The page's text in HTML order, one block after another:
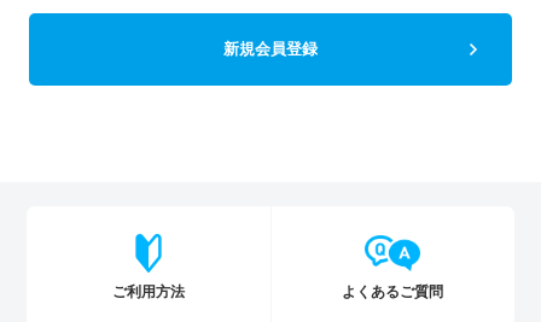
新規会員登録
ご利用方法 よくあるご質問